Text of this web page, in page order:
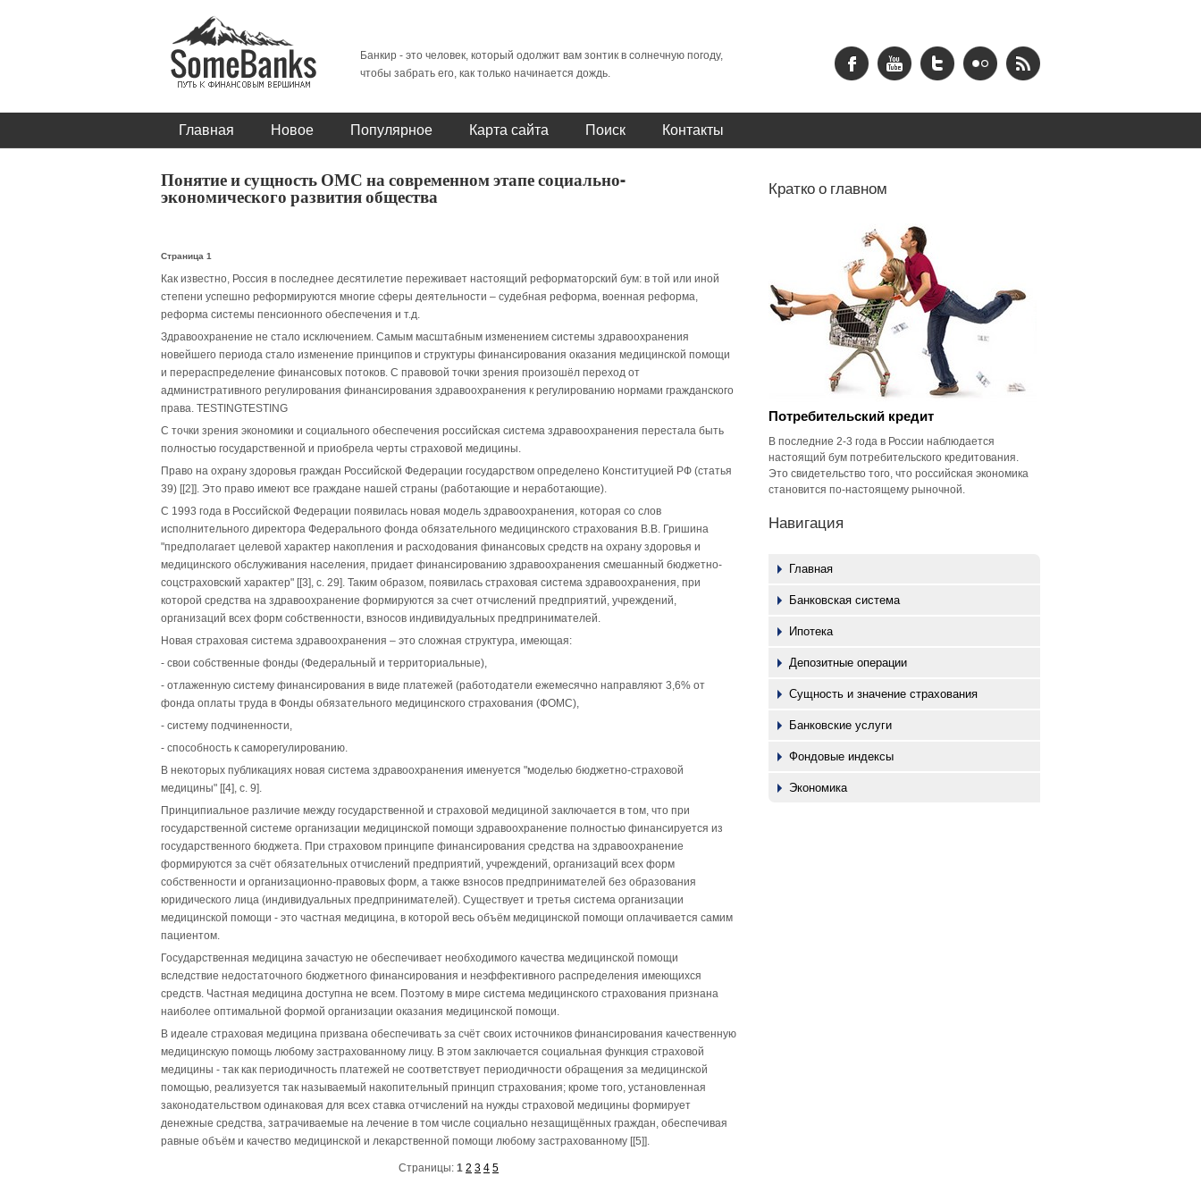
Банкир - это человек, который одолжит вам зонтик в солнечную погоду,
чтобы забрать его, как только начинается дождь.
Главная Новое Популярное Карта сайта Поиск Контакты
Понятие и сущность ОМС на современном этапе социально-
экономического развития общества
Страница 1
Как известно, Россия в последнее десятилетие переживает настоящий реформаторский бум: в той или иной
степени успешно реформируются многие сферы деятельности – судебная реформа, военная реформа,
реформа системы пенсионного обеспечения и т.д.
Здравоохранение не стало исключением. Самым масштабным изменением системы здравоохранения
новейшего периода стало изменение принципов и структуры финансирования оказания медицинской помощи
и перераспределение финансовых потоков. С правовой точки зрения произошёл переход от
административного регулирования финансирования здравоохранения к регулированию нормами гражданского
права. TESTINGTESTING
С точки зрения экономики и социального обеспечения российская система здравоохранения перестала быть
полностью государственной и приобрела черты страховой медицины.
Право на охрану здоровья граждан Российской Федерации государством определено Конституцией РФ (статья
39) [[2]]. Это право имеют все граждане нашей страны (работающие и неработающие).
С 1993 года в Российской Федерации появилась новая модель здравоохранения, которая со слов
исполнительного директора Федерального фонда обязательного медицинского страхования В.В. Гришина
"предполагает целевой характер накопления и расходования финансовых средств на охрану здоровья и
медицинского обслуживания населения, придает финансированию здравоохранения смешанный бюджетно-
соцстраховский характер" [[3], с. 29]. Таким образом, появилась страховая система здравоохранения, при
которой средства на здравоохранение формируются за счет отчислений предприятий, учреждений,
организаций всех форм собственности, взносов индивидуальных предпринимателей.
Новая страховая система здравоохранения – это сложная структура, имеющая:
- свои собственные фонды (Федеральный и территориальные),
- отлаженную систему финансирования в виде платежей (работодатели ежемесячно направляют 3,6% от
фонда оплаты труда в Фонды обязательного медицинского страхования (ФОМС),
- систему подчиненности,
- способность к саморегулированию.
В некоторых публикациях новая система здравоохранения именуется "моделью бюджетно-страховой
медицины" [[4], с. 9].
Принципиальное различие между государственной и страховой медициной заключается в том, что при
государственной системе организации медицинской помощи здравоохранение полностью финансируется из
государственного бюджета. При страховом принципе финансирования средства на здравоохранение
формируются за счёт обязательных отчислений предприятий, учреждений, организаций всех форм
собственности и организационно-правовых форм, а также взносов предпринимателей без образования
юридического лица (индивидуальных предпринимателей). Существует и третья система организации
медицинской помощи - это частная медицина, в которой весь объём медицинской помощи оплачивается самим
пациентом.
Государственная медицина зачастую не обеспечивает необходимого качества медицинской помощи
вследствие недостаточного бюджетного финансирования и неэффективного распределения имеющихся
средств. Частная медицина доступна не всем. Поэтому в мире система медицинского страхования признана
наиболее оптимальной формой организации оказания медицинской помощи.
В идеале страховая медицина призвана обеспечивать за счёт своих источников финансирования качественную
медицинскую помощь любому застрахованному лицу. В этом заключается социальная функция страховой
медицины - так как периодичность платежей не соответствует периодичности обращения за медицинской
помощью, реализуется так называемый накопительный принцип страхования; кроме того, установленная
законодательством одинаковая для всех ставка отчислений на нужды страховой медицины формирует
денежные средства, затрачиваемые на лечение в том числе социально незащищённых граждан, обеспечивая
равные объём и качество медицинской и лекарственной помощи любому застрахованному [[5]].
Страницы: 1 2 3 4 5
Кратко о главном
Потребительский кредит
В последние 2-3 года в России наблюдается
настоящий бум потребительского кредитования.
Это свидетельство того, что российская экономика
становится по-настоящему рыночной.
Навигация
Главная
Банковская система
Ипотека
Депозитные операции
Сущность и значение страхования
Банковские услуги
Фондовые индексы
Экономика